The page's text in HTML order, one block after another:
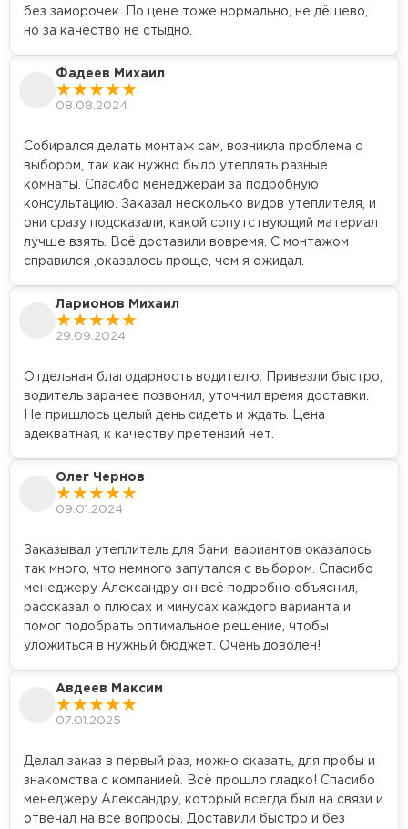
без заморочек. По цене тоже нормально, не дёшево,
но за качество не стыдно.
Фадеев Михаил
08.08.2024
Собирался делать монтаж сам, возникла проблема с
выбором, так как нужно было утеплять разные
комнаты. Спасибо менеджерам за подробную
консультацию. Заказал несколько видов утеплителя, и
они сразу подсказали, какой сопутствующий материал
лучше взять. Всё доставили вовремя. С монтажом
справился ,оказалось проще, чем я ожидал.
Ларионов Михаил
29.09.2024
Отдельная благодарность водителю. Привезли быстро,
водитель заранее позвонил, уточнил время доставки.
Не пришлось целый день сидеть и ждать. Цена
адекватная, к качеству претензий нет.
Олег Чернов
09.01.2024
Заказывал утеплитель для бани, вариантов оказалось
так много, что немного запутался с выбором. Спасибо
менеджеру Александру он всё подробно объяснил,
рассказал о плюсах и минусах каждого варианта и
помог подобрать оптимальное решение, чтобы
уложиться в нужный бюджет. Очень доволен!
Авдеев Максим
07.01.2025
Делал заказ в первый раз, можно сказать, для пробы и
знакомства с компанией. Всё прошло гладко! Спасибо
менеджеру Александру, который всегда был на связи и
отвечал на все вопросы. Доставили быстро и без